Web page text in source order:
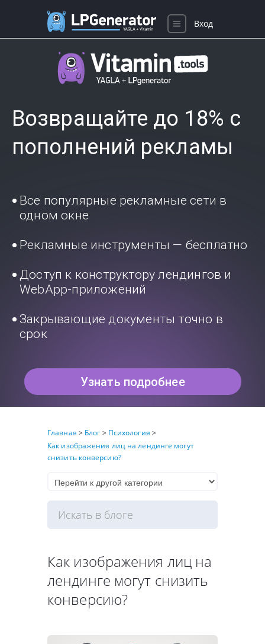
Возвращайте до 18% с
пополнений рекламы
Все популярные рекламные сети в
одном окне
Рекламные инструменты — бесплатно
Доступ к конструктору лендингов и
WebApp-приложений
Закрывающие документы точно в
срок
Узнать подробнее
Главная > Блог > Психология >
Как изображения лиц на лендинге могут
снизить конверсию?
Как изображения лиц на
лендинге могут снизить
конверсию?
Вход